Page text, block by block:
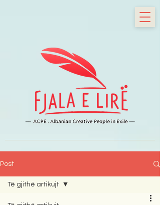
Post
Të gjithë artikujt